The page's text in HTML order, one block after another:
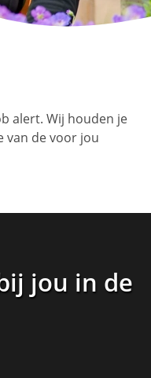
alert. Wij houden je
van de voor jou
jou in de